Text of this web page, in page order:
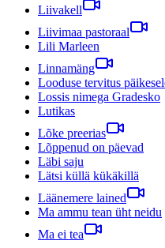
Liivakell
Liivimaa pastoraal
Lili Marleen
Linnamäng
Looduse tervitus
Lossis nimega Gradesko
Lutikas
Lõke preerias
Lõppenud on päevad
Läbi saju
Lätsi küllä kükäkillä
Läänemere lained
Ma ammu tean üht neidu
Ma ei tea